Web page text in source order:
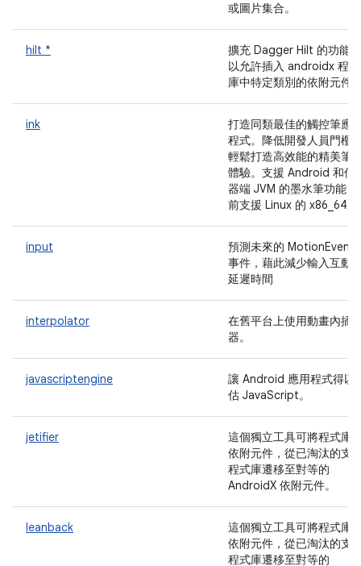
或圖片集合。
hilt *
擴充 Dagger Hilt 的功能，
以允許插入 androidx 程式
庫中特定類別的依附元件
ink
打造同類最佳的觸控筆應
程式。降低開發人員門檻
輕鬆打造高效能的精美筆
體驗。支援 Android 和伺
器端 JVM 的墨水筆功能 (
前支援 Linux 的 x86_64)
input
預測未來的 MotionEvents
事件，藉此減少輸入互動
延遲時間
interpolator
在舊平台上使用動畫內插
器。
javascriptengine
讓 Android 應用程式得以
估 JavaScript。
jetifier
這個獨立工具可將程式庫
依附元件，從已淘汰的支
程式庫遷移至對等的
AndroidX 依附元件。
leanback
這個獨立工具可將程式庫
依附元件，從已淘汰的支
程式庫遷移至對等的